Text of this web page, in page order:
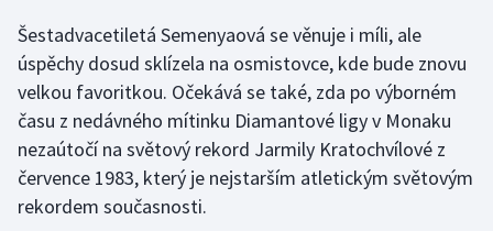
Florbal
Futsal
Golf
Gymnastika
Šestadvacetiletá Semenyaová se věnuje i míli, ale
úspěchy dosud sklízela na osmistovce, kde bude znovu
velkou favoritkou. Očekává se také, zda po výborném
času z nedávného mítinku Diamantové ligy v Monaku
nezaútočí na světový rekord Jarmily Kratochvílové z
července 1983, který je nejstarším atletickým světovým
rekordem současnosti.